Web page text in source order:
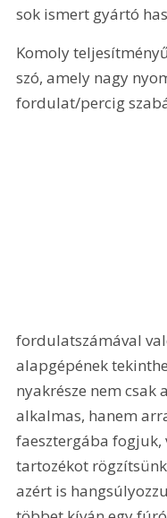
sok ismert gyártó
Komoly
szó, amely nagy
fordulat/percig
fordulatszámával
alapgépének
nyakrésze nem csak
alkalmas, hanem
faesztergába fogjuk,
tartozékot
azért is